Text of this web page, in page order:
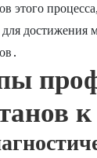
этого
для
к